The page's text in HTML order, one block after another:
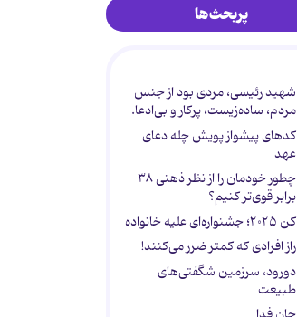
پربحث‌ها
شهید رئیسی، مردی بود از جنس
مردم، ساده‌زیست، پرکار و بی‌ادعا.
کدهای پیشواز پویش چله دعای
عهد
چطور خودمان را از نظر ذهنی ۳۸
برابر قوی‌تر کنیم؟
کن ۲۰۲۵؛ جشنواره‌ای علیه خانواده
راز افرادی که کمتر ضرر می‌کنند!
دورود، سرزمین شگفتی‌های
طبیعت